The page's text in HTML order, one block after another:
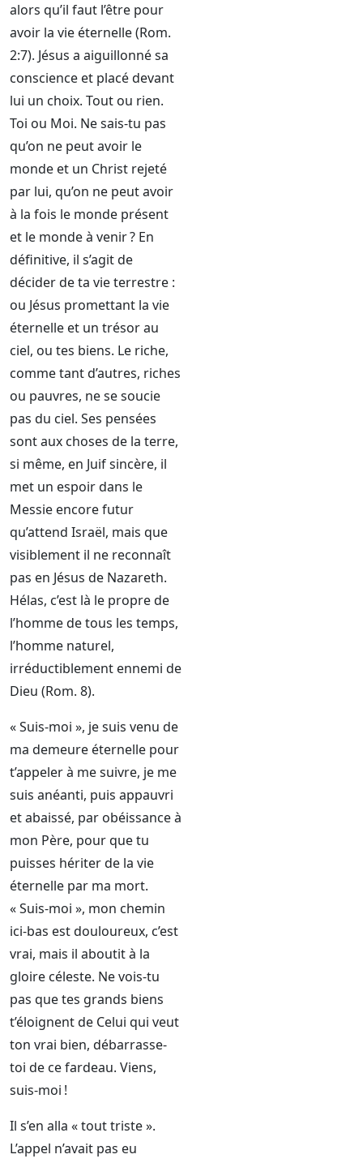
alors qu’il faut l’être pour
avoir la vie éternelle (Rom.
2:7). Jésus a aiguillonné sa
conscience et placé devant
lui un choix. Tout ou rien.
Toi ou Moi. Ne sais-tu pas
qu’on ne peut avoir le
monde et un Christ rejeté
par lui, qu’on ne peut avoir
à la fois le monde présent
et le monde à venir ? En
définitive, il s’agit de
décider de ta vie terrestre :
ou Jésus promettant la vie
éternelle et un trésor au
ciel, ou tes biens. Le riche,
comme tant d’autres, riches
ou pauvres, ne se soucie
pas du ciel. Ses pensées
sont aux choses de la terre,
si même, en Juif sincère, il
met un espoir dans le
Messie encore futur
qu’attend Israël, mais que
visiblement il ne reconnaît
pas en Jésus de Nazareth.
Hélas, c’est là le propre de
l’homme de tous les temps,
l’homme naturel,
irréductiblement ennemi de
Dieu (Rom. 8).
« Suis-moi », je suis venu de
ma demeure éternelle pour
t’appeler à me suivre, je me
suis anéanti, puis appauvri
et abaissé, par obéissance à
mon Père, pour que tu
puisses hériter de la vie
éternelle par ma mort.
« Suis-moi », mon chemin
ici-bas est douloureux, c’est
vrai, mais il aboutit à la
gloire céleste. Ne vois-tu
pas que tes grands biens
t’éloignent de Celui qui veut
ton vrai bien, débarrasse-
toi de ce fardeau. Viens,
suis-moi !
Il s’en alla « tout triste ».
L’appel n’avait pas eu